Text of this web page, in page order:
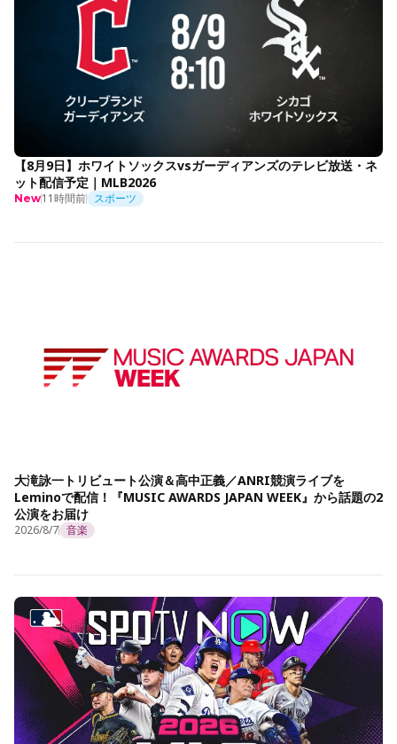
【8月9日】ホワイトソックスvsガーディアンズのテレビ放送・ネ
ット配信予定｜MLB2026
New11時間前 スポーツ
大滝詠一トリビュート公演＆高中正義／ANRI競演ライブを
Leminoで配信！『MUSIC AWARDS JAPAN WEEK』から話題の2
公演をお届け
2026/8/7 音楽